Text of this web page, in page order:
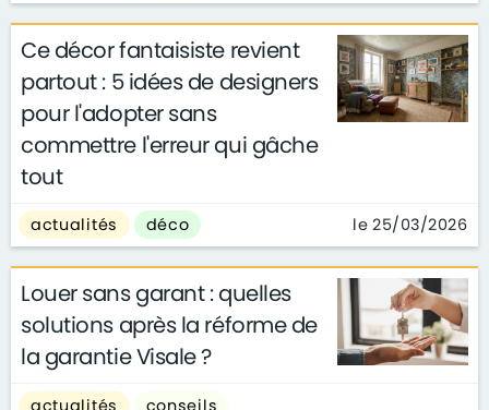
Ce décor fantaisiste revient
partout : 5 idées de designers
pour l'adopter sans
commettre l'erreur qui gâche
tout
actualités déco le 25/03/2026
Louer sans garant : quelles
solutions après la réforme de
la garantie Visale ?